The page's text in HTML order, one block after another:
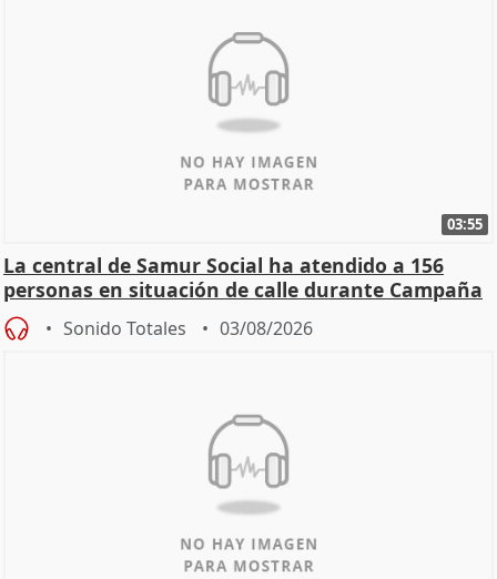
03:55
La central de Samur Social ha atendido a 156
personas en situación de calle durante Campaña
de Calor
Sonido Totales 03/08/2026